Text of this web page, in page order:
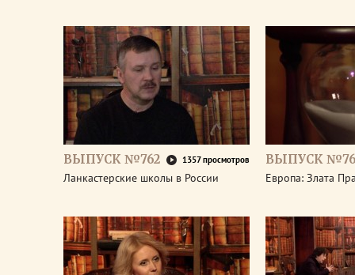
ВЫПУСК №762 1357 просмотров
Ланкастерские школы в России
ВЫПУСК
Европа: Злата